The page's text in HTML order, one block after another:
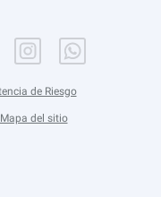
de Riesgo
Mapa del sitio